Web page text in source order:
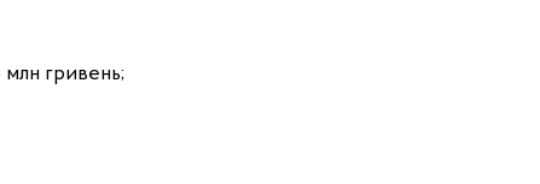
млн гривень;